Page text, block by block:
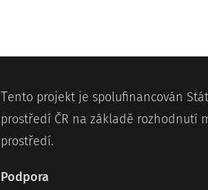
Tento projekt je spolufinancován
prostředí ČR na základě rozhodnutí
prostředí.
Podpora